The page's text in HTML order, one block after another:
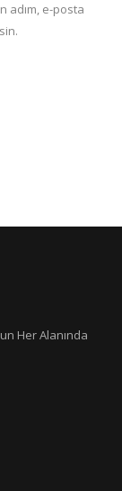
adım, e-posta
Her Alanında